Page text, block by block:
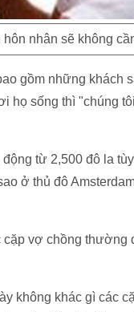
nhân sẽ không
gồm những khách
họ sống thì "chúng
từ 2,500 đô la
ở thủ đô
vợ chồng
không khác gì các